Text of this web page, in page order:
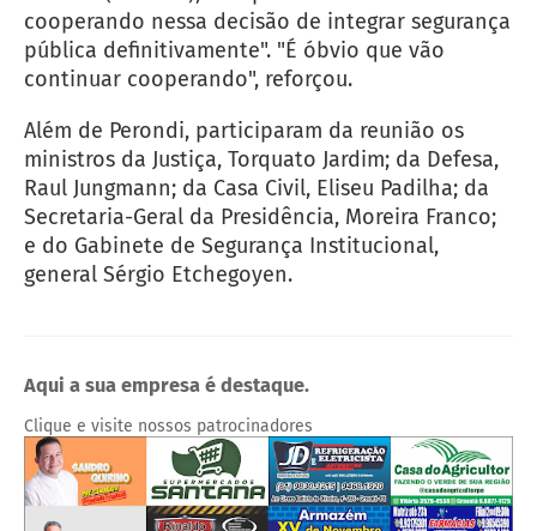
cooperando nessa decisão de integrar segurança
pública definitivamente". "É óbvio que vão
continuar cooperando", reforçou.
Além de Perondi, participaram da reunião os
ministros da Justiça, Torquato Jardim; da Defesa,
Raul Jungmann; da Casa Civil, Eliseu Padilha; da
Secretaria-Geral da Presidência, Moreira Franco;
e do Gabinete de Segurança Institucional,
general Sérgio Etchegoyen.
Aqui a sua empresa é destaque.
Clique e visite nossos patrocinadores